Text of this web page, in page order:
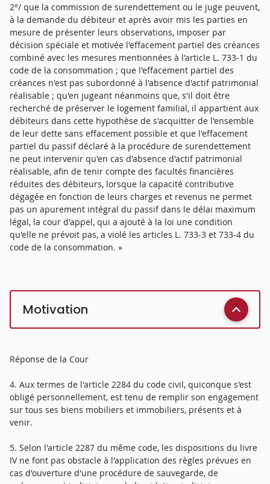
2°/ que la commission de surendettement ou le juge peuvent,
à la demande du débiteur et après avoir mis les parties en
mesure de présenter leurs observations, imposer par
décision spéciale et motivée l'effacement partiel des créances
combiné avec les mesures mentionnées à l'article L. 733-1 du
code de la consommation ; que l'effacement partiel des
créances n'est pas subordonné à l'absence d'actif patrimonial
réalisable ; qu'en jugeant néanmoins que, s'il doit être
recherché de préserver le logement familial, il appartient aux
débiteurs dans cette hypothèse de s'acquitter de l'ensemble
de leur dette sans effacement possible et que l'effacement
partiel du passif déclaré à la procédure de surendettement
ne peut intervenir qu'en cas d'absence d'actif patrimonial
réalisable, afin de tenir compte des facultés financières
réduites des débiteurs, lorsque la capacité contributive
dégagée en fonction de leurs charges et revenus ne permet
pas un apurement intégral du passif dans le délai maximum
légal, la cour d'appel, qui a ajouté à la loi une condition
qu'elle ne prévoit pas, a violé les articles L. 733-3 et 733-4 du
code de la consommation. »
Motivation
Réponse de la Cour
4. Aux termes de l'article 2284 du code civil, quiconque s'est
obligé personnellement, est tenu de remplir son engagement
sur tous ses biens mobiliers et immobiliers, présents et à
venir.
5. Selon l'article 2287 du même code, les dispositions du livre
IV ne font pas obstacle à l'application des règles prévues en
cas d'ouverture d'une procédure de sauvegarde, de